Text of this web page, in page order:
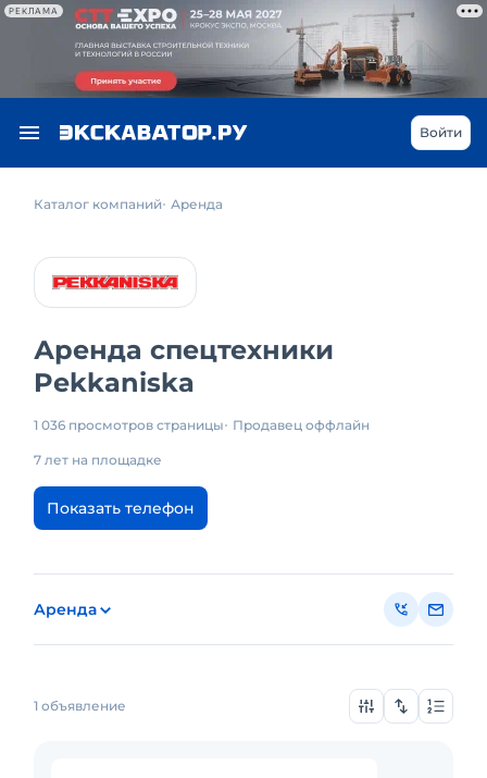
РЕКЛАМА
Войти
Каталог компаний Аренда
Аренда спецтехники
Pekkaniska
1 036 просмотров страницы Продавец оффлайн
7 лет на площадке
Показать телефон
Аренда
1 объявление